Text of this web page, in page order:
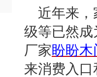
近年来
级等已然
厂家盼盼木
来消费入